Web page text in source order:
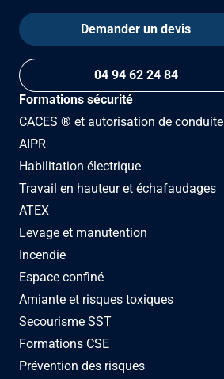
Demander un devis
04 94 62 24 84
Formations sécurité
CACES ® et autorisation de conduite
AIPR
Habilitation électrique
Travail en hauteur et échafaudages
ATEX
Levage et manutention
Incendie
Espace confiné
Amiante et risques toxiques
Secourisme SST
Formations CSE
Prévention des risques